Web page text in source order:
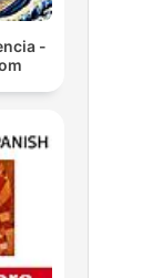
-